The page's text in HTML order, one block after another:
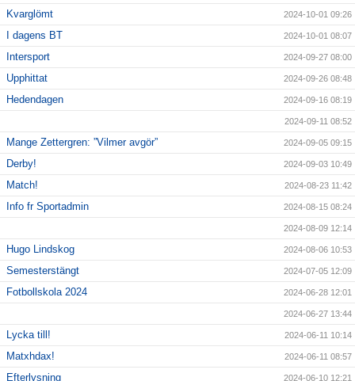
Kvarglömt 2024-10-01 09:26
I dagens BT 2024-10-01 08:07
Intersport 2024-09-27 08:00
Upphittat 2024-09-26 08:48
Hedendagen 2024-09-16 08:19
2024-09-11 08:52
Mange Zettergren: ”Vilmer avgör” 2024-09-05 09:15
Derby! 2024-09-03 10:49
Match! 2024-08-23 11:42
Info fr Sportadmin 2024-08-15 08:24
2024-08-09 12:14
Hugo Lindskog 2024-08-06 10:53
Semesterstängt 2024-07-05 12:09
Fotbollskola 2024 2024-06-28 12:01
2024-06-27 13:44
Lycka till! 2024-06-11 10:14
Matxhdax! 2024-06-11 08:57
Efterlysning 2024-06-10 12:21